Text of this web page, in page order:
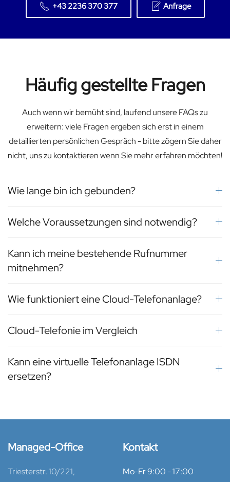
+43 2236 370 377 Anfrage
Häufig gestellte Fragen
Auch wenn wir bemüht sind, laufend unsere FAQs zu
erweitern: viele Fragen ergeben sich erst in einem
detaillierten persönlichen Gespräch - bitte zögern Sie daher
nicht, uns zu kontaktieren wenn Sie mehr erfahren möchten!
Wie lange bin ich gebunden?
Welche Voraussetzungen sind notwendig?
Kann ich meine bestehende Rufnummer
mitnehmen?
Wie funktioniert eine Cloud-Telefonanlage?
Cloud-Telefonie im Vergleich
Kann eine virtuelle Telefonanlage ISDN
ersetzen?
Managed-Office
Triesterstr. 10/221,
Kontakt
Mo-Fr 9:00 - 17:00